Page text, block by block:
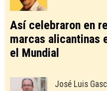
Así celebraron en
marcas alicantinas
el Mundial
José Luis